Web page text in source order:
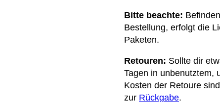
Bitte beachte:
Bestellung, erfolgt die
Paketen.
Retouren: Sollte dir
Tagen in unbenutztem,
Kosten der Retoure
zur Rückgabe.